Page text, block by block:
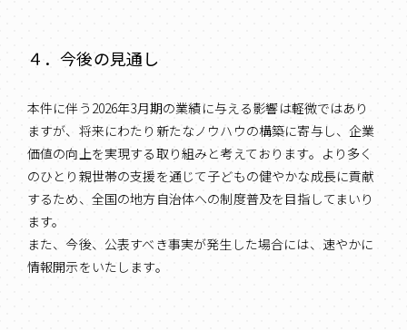
４．今後の見通し
本件に伴う2026年3月期の業績に与える影響は軽微ではあり
ますが、将来にわたり新たなノウハウの構築に寄与し、企業
価値の向上を実現する取り組みと考えております。より多く
のひとり親世帯の支援を通じて子どもの健やかな成長に貢献
するため、全国の地方自治体への制度普及を目指してまいり
ます。
また、今後、公表すべき事実が発生した場合には、速やかに
情報開示をいたします。